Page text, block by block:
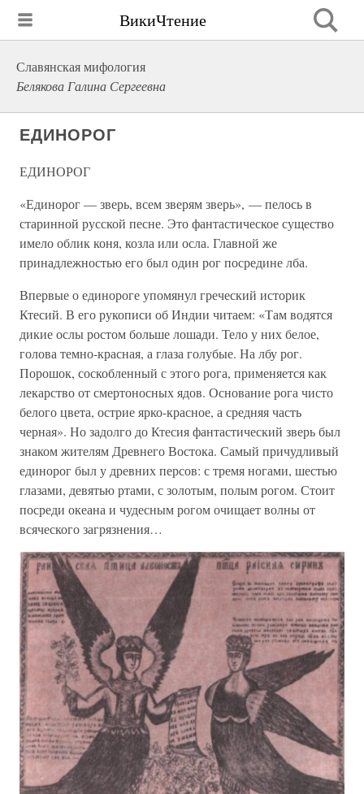
ВикиЧтение
Славянская мифология
Белякова Галина Сергеевна
ЕДИНОРОГ
ЕДИНОРОГ
«Единорог — зверь, всем зверям зверь», — пелось в
старинной русской песне. Это фантастическое существо
имело облик коня, козла или осла. Главной же
принадлежностью его был один рог посредине лба.
Впервые о единороге упомянул греческий историк
Ктесий. В его рукописи об Индии читаем: «Там водятся
дикие ослы ростом больше лошади. Тело у них белое,
голова темно-красная, а глаза голубые. На лбу рог.
Порошок, соскобленный с этого рога, применяется как
лекарство от смертоносных ядов. Основание рога чисто
белого цвета, острие ярко-красное, а средняя часть
черная». Но задолго до Ктесия фантастический зверь был
знаком жителям Древнего Востока. Самый причудливый
единорог был у древних персов: с тремя ногами, шестью
глазами, девятью ртами, с золотым, полым рогом. Стоит
посреди океана и чудесным рогом очищает волны от
всяческого загрязнения…